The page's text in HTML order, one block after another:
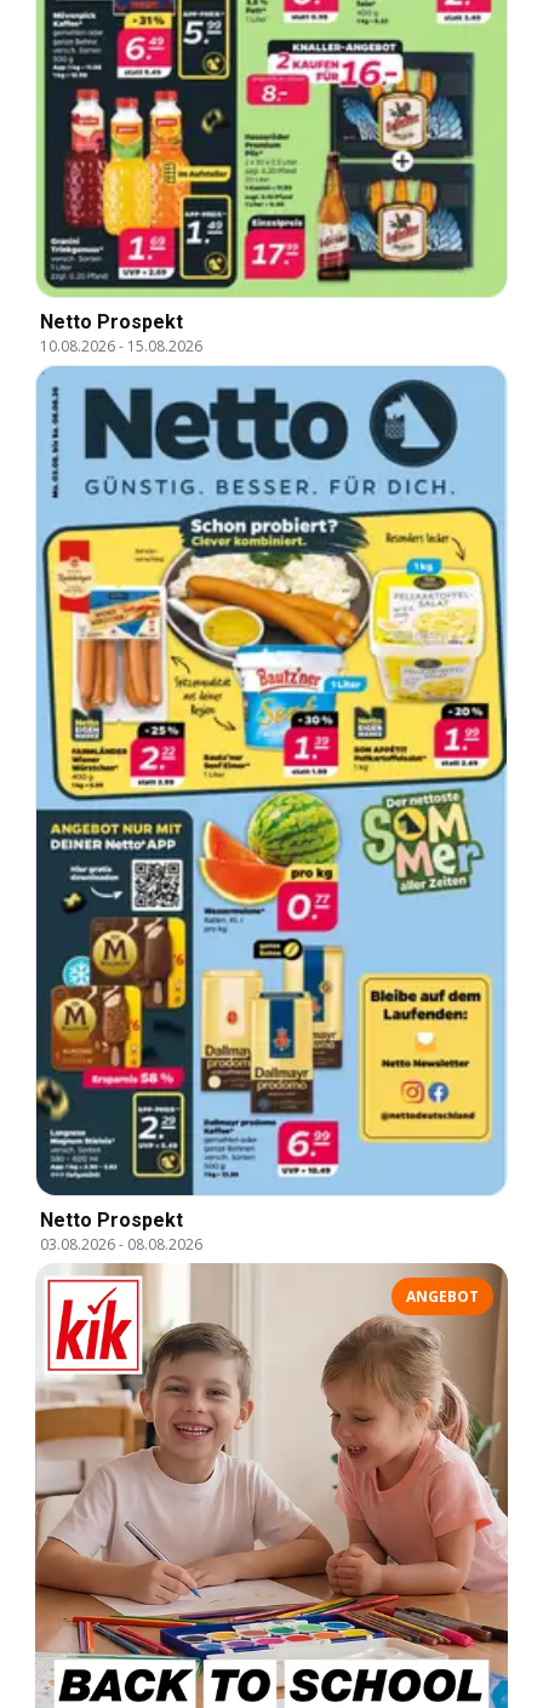
Netto Prospekt
10.08.2026- 15.08.2026
Netto Prospekt
03.08.2026- 08.08.2026
ANGEBOT